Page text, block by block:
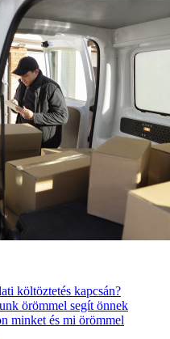
költöztetés kapcsán?
örömmel segít önnek
minket és mi örömmel